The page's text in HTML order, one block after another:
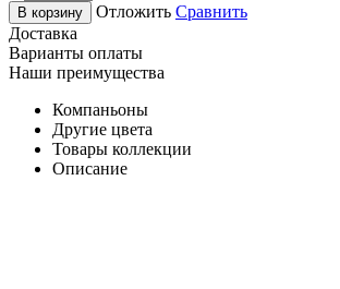
В корзину Отложить Сравнить
Доставка
Варианты оплаты
Наши преимущества
Компаньоны
Другие цвета
Товары коллекции
Описание